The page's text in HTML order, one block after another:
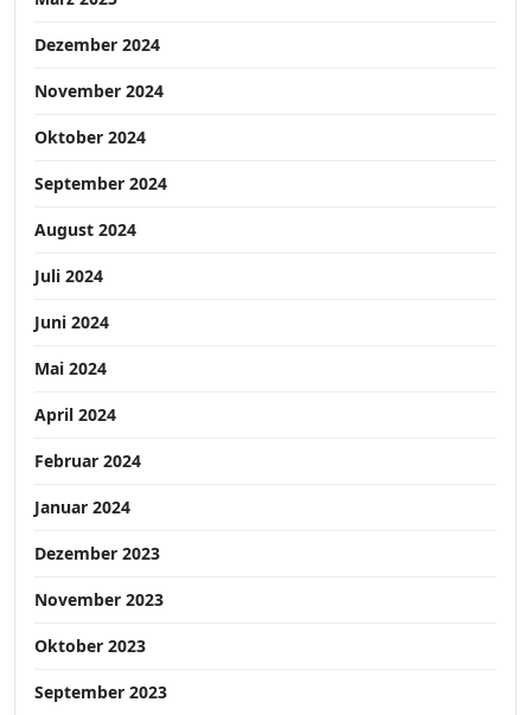
Dezember 2024
November 2024
Oktober 2024
September 2024
August 2024
Juli 2024
Juni 2024
Mai 2024
April 2024
Februar 2024
Januar 2024
Dezember 2023
November 2023
Oktober 2023
September 2023